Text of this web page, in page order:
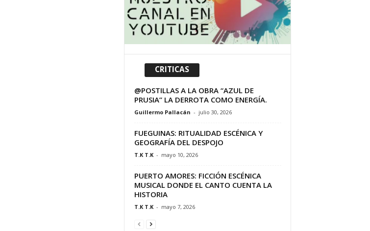
CRITICAS
@POSTILLAS A LA OBRA “AZUL DE
PRUSIA” LA DERROTA COMO ENERGÍA.
Guillermo Pallacán - julio 30, 2026
FUEGUINAS: RITUALIDAD ESCÉNICA Y
GEOGRAFÍA DEL DESPOJO
T.K T.K - mayo 10, 2026
PUERTO AMORES: FICCIÓN ESCÉNICA
MUSICAL DONDE EL CANTO CUENTA LA
HISTORIA
T.K T.K - mayo 7, 2026